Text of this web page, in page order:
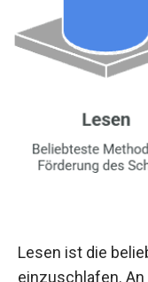
Lesen ist die
einzuschlafen.